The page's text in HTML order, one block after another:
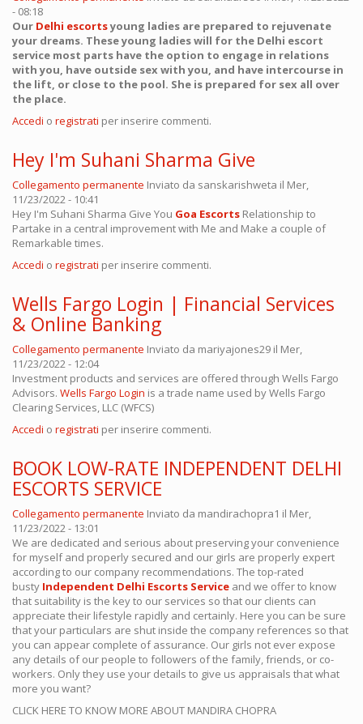
- 08:18
Our Delhi escortsyoung ladies are prepared to rejuvenate
your dreams. These young ladies will for the Delhi escort
service most parts have the option to engage in relations
with you, have outside sex with you, and have intercourse in
the lift, or close to the pool. She is prepared for sex all over
the place.
Accedi o registrati per inserire commenti.
Hey I'm Suhani Sharma Give
Collegamento permanente Inviato da sanskarishweta il Mer,
11/23/2022 - 10:41
Hey I'm Suhani Sharma Give You Goa Escorts Relationship to
Partake in a central improvement with Me and Make a couple of
Remarkable times.
Accedi o registrati per inserire commenti.
Wells Fargo Login | Financial Services
& Online Banking
Collegamento permanente Inviato da mariyajones29 il Mer,
11/23/2022 - 12:04
Investment products and services are offered through Wells Fargo
Advisors. Wells Fargo Login is a trade name used by Wells Fargo
Clearing Services, LLC (WFCS)
Accedi o registrati per inserire commenti.
BOOK LOW-RATE INDEPENDENT DELHI
ESCORTS SERVICE
Collegamento permanente Inviato da mandirachopra1 il Mer,
11/23/2022 - 13:01
We are dedicated and serious about preserving your convenience
for myself and properly secured and our girls are properly expert
according to our company recommendations. The top-rated
busty Independent Delhi Escorts Service and we offer to know
that suitability is the key to our services so that our clients can
appreciate their lifestyle rapidly and certainly. Here you can be sure
that your particulars are shut inside the company references so that
you can appear complete of assurance. Our girls not ever expose
any details of our people to followers of the family, friends, or co-
workers. Only they use your details to give us appraisals that what
more you want?
CLICK HERE TO KNOW MORE ABOUT MANDIRA CHOPRA